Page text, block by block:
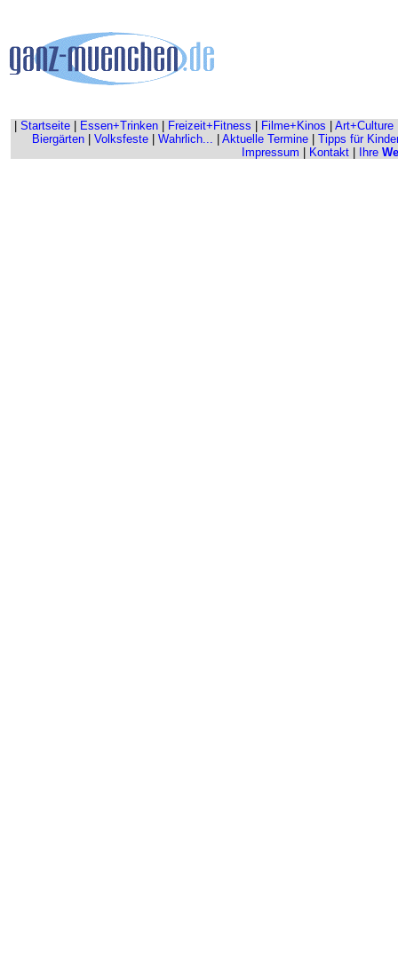
Startseite Essen+Trinken Freizeit+Fitness Filme+Kinos Art+Culture
Biergärten| Volksfeste| Wahrlich... Aktuelle Termine
Tipps für
Impressum
Kontakt Ihre